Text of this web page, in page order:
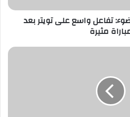
تفاعل واسع على تويتر بعد
مثيرة